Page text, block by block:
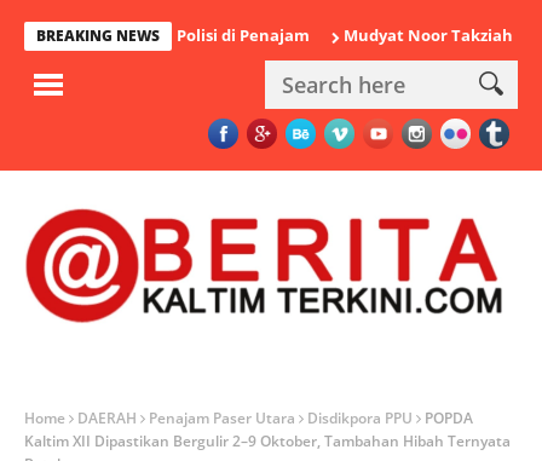
BREAKING NEWS
Diamankan Polisi di Penajam Mudyat Noor Takziah ke Rumah
Home DAERAH Penajam Paser Utara Disdikpora PPU
POPDA
Kaltim XII Dipastikan Bergulir 2–9 Oktober, Tambahan Hibah Ternyata